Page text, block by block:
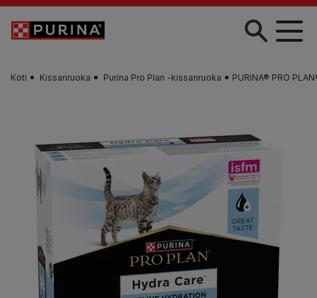
Skip to main content
Koti Kissanruoka Purina Pro Plan -kissanruoka PURINA® PRO